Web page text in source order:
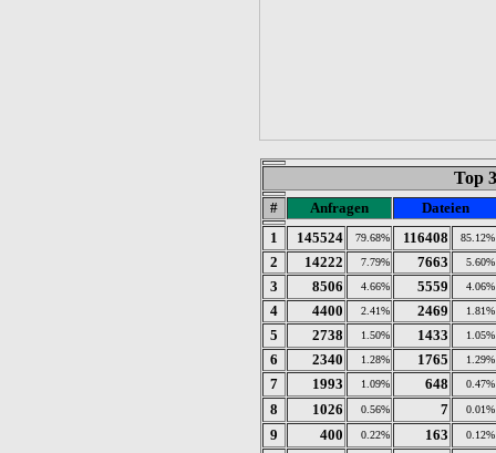
Top
# Anfragen
Dateien
1
145524 79.68% 116408 85.12%
2 14222 7.79% 7663 5.60%
3 8506 4.66% 5559 4.06%
4 4400 2.41% 2469 1.81%
5 2738 1.50% 1433 1.05%
6 2340 1.28% 1765 1.29%
7 1993 1.09% 648 0.47%
8 1026 0.56% 7 0.01%
9 400 0.22% 163 0.12%